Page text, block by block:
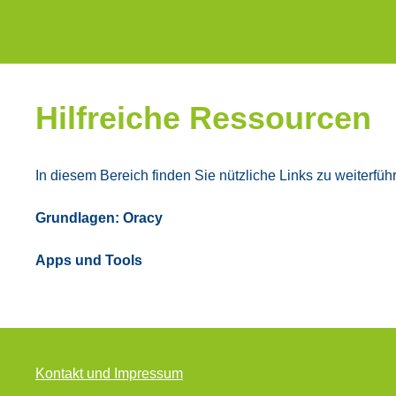
Hilf­rei­che Res­sour­cen
In die­sem Bereich fin­den Sie nütz­li­che Links zu
Grund­la­gen: Ora­cy
Apps und Tools
Kon­takt und Impres­sum